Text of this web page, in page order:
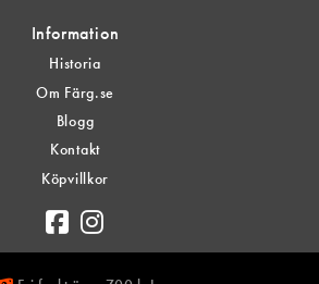
Information
Historia
Om Färg.se
Blogg
Kontakt
Köpvillkor